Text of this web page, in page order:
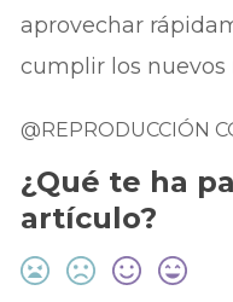
aprovechar
cumplir los
@REPRODUCCIÓN
¿Qué te ha
artículo?